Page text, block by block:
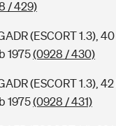
/ 429)
(ESCORT 1.3),
1975(0928 / 430)
(ESCORT 1.3), 42
1975(0928 / 431)